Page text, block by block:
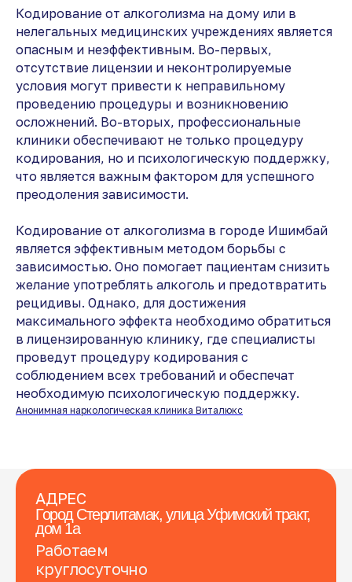
Кодирование от алкоголизма на дому или в
нелегальных медицинских учреждениях является
опасным и неэффективным. Во-первых,
отсутствие лицензии и неконтролируемые
условия могут привести к неправильному
проведению процедуры и возникновению
осложнений. Во-вторых, профессиональные
клиники обеспечивают не только процедуру
кодирования, но и психологическую поддержку,
что является важным фактором для успешного
преодоления зависимости.
Кодирование от алкоголизма в городе Ишимбай
является эффективным методом борьбы с
зависимостью. Оно помогает пациентам снизить
желание употреблять алкоголь и предотвратить
рецидивы. Однако, для достижения
максимального эффекта необходимо обратиться
в лицензированную клинику, где специалисты
проведут процедуру кодирования с
соблюдением всех требований и обеспечат
необходимую психологическую поддержку.
Анонимная наркологическая клиника Виталюкс
АДРЕС
Город Стерлитамак, улица Уфимский тракт,
дом 1а
Работаем
круглосуточно